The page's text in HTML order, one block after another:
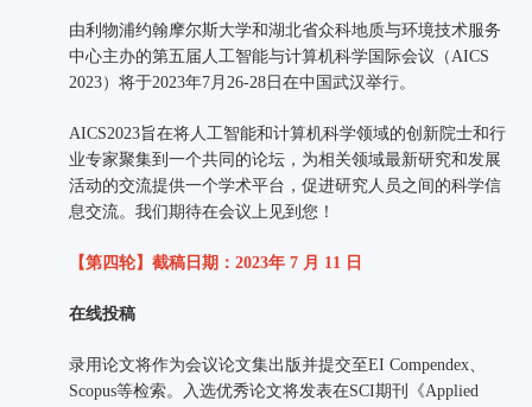
由利物浦约翰摩尔斯大学和湖北省众科地质与环境技术服务
中心主办的第五届人工智能与计算机科学国际会议（AICS
2023）将于2023年7月26-28日在中国武汉举行。
AICS2023旨在将人工智能和计算机科学领域的创新院士和行
业专家聚集到一个共同的论坛，为相关领域最新研究和发展
活动的交流提供一个学术平台，促进研究人员之间的科学信
息交流。我们期待在会议上见到您！
【第四轮】截稿日期：2023年 7 月 11 日
在线投稿
录用论文将作为会议论文集出版并提交至EI Compendex、
Scopus等检索。入选优秀论文将发表在SCI期刊《Applied